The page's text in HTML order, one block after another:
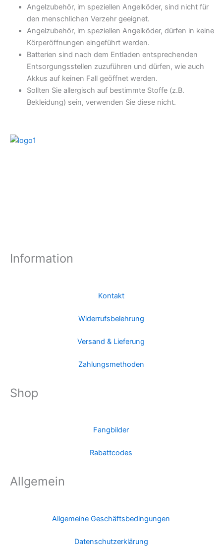
Angelzubehör, im speziellen Angelköder, sind nicht für
den menschlichen Verzehr geeignet.
Angelzubehör, im speziellen Angelköder, dürfen in keine
Körperöffnungen eingeführt werden.
Batterien sind nach dem Entladen entsprechenden
Entsorgungsstellen zuzuführen und dürfen, wie auch
Akkus auf keinen Fall geöffnet werden.
Sollten Sie allergisch auf bestimmte Stoffe (z.B.
Bekleidung) sein, verwenden Sie diese nicht.
Information
Kontakt
Widerrufsbelehrung
Versand & Lieferung
Zahlungsmethoden
Shop
Fangbilder
Rabattcodes
Allgemein
Allgemeine Geschäftsbedingungen
Datenschutzerklärung